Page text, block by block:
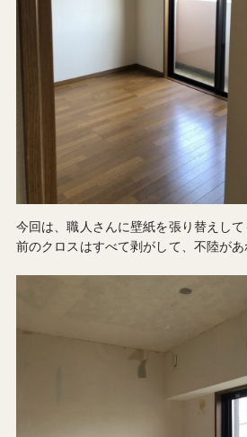
今回は、職人さんに壁紙を張り替えして
前のクロスはすべて剥がして、不陸があ